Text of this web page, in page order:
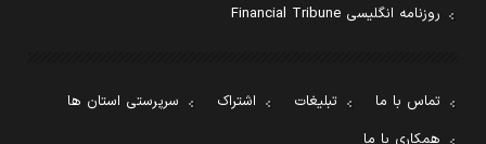
روزنامه انگلیسی Financial Tribune
تماس با ما تبلیغات اشتراک
سرپرستی استان ها
همکاری با ما